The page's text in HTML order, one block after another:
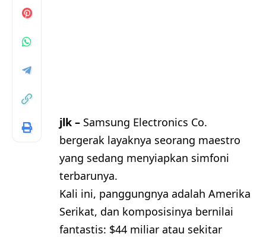
jlk – Samsung Electronics Co.
bergerak layaknya seorang maestro
yang sedang menyiapkan simfoni
terbarunya.
Kali ini, panggungnya adalah Amerika
Serikat, dan komposisinya bernilai
fantastis: $44 miliar atau sekitar